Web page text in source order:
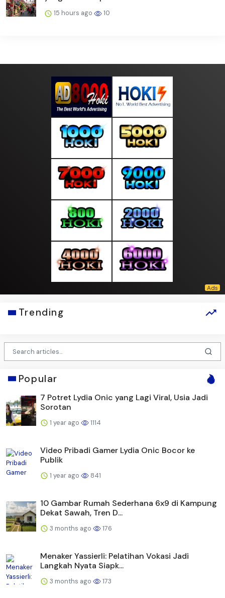
15 hours ago 10
Trending
Popular
7 Potret Lydia Onic yang Lagi Viral, Usia Jadi
Sorotan
1 year ago 1114
Video Pribadi Gamer Lydia Onic Bocor ke
Publik
1 year ago 841
10 Gambar Rumah Sederhana 6x9 di Kampung
Dekat Sawah, Tren D...
3 months ago 176
Menaker Yassierli: Pelatihan Vokasi Jadi
Langkah Nyata Siapk...
3 months ago 173